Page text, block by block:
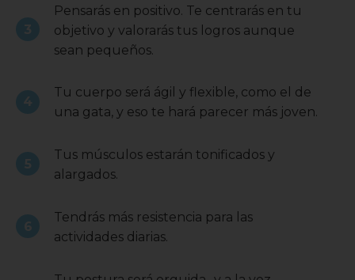
Pensarás en positivo. Te centrarás en tu
objetivo y valorarás tus logros aunque
sean pequeños.
Tu cuerpo será ágil y flexible, como el de
una gata, y eso te hará parecer más joven.
Tus músculos estarán tonificados y
alargados.
Tendrás más resistencia para las
actividades diarias.